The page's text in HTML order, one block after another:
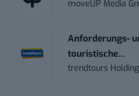
moveUP Media
Anforderungs-
touristische...
trendtours